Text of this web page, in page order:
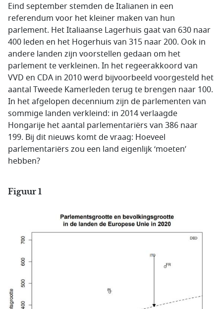
Eind september stemden de Italianen in een
referendum voor het kleiner maken van hun
parlement. Het Italiaanse Lagerhuis gaat van 630 naar
400 leden en het Hogerhuis van 315 naar 200. Ook in
andere landen zijn voorstellen gedaan om het
parlement te verkleinen. In het regeerakkoord van
VVD en CDA in 2010 werd bijvoorbeeld voorgesteld het
aantal Tweede Kamerleden terug te brengen naar 100.
In het afgelopen decennium zijn de parlementen van
sommige landen verkleind: in 2014 verlaagde
Hongarije het aantal parlementariërs van 386 naar
199. Bij dit nieuws komt de vraag: Hoeveel
parlementariërs zou een land eigenlijk ‘moeten’
hebben?
Figuur 1